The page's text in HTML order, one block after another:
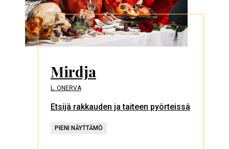
Mirdja
L. ONERVA
Etsijä rakkauden ja taiteen pyörteissä
PIENI NÄYTTÄMÖ